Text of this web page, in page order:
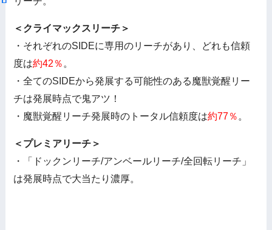
＜クライマックスリーチ＞
・それぞれのSIDEに専用のリーチがあり、どれも信頼
度は約42％ 。
・全てのSIDEから発展する可能性のある魔獣覚醒リー
チは発展時点で鬼アツ！
・魔獣覚醒リーチ発展時のトータル信頼度は約77％ 。
＜プレミアリーチ＞
・「ドックンリーチ/アンベールリーチ/全回転リーチ」
は発展時点で大当たり濃厚。